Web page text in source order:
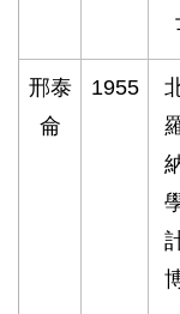
邢泰
侖
1955